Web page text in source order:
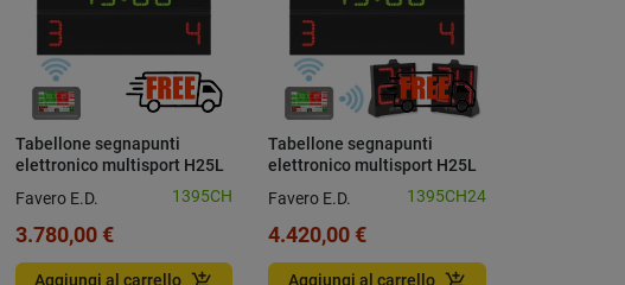
Tabellone segnapunti
elettronico multisport H25L
con tempi di penalità e
console
Favero E.D. 1395CH
3.780,00 €
Aggiungi al carrello
Tabellone segnapunti
elettronico multisport H25L
con console e pannelli 24
secondi
Favero E.D. 1395CH24
4.420,00 €
Aggiungi al carrello